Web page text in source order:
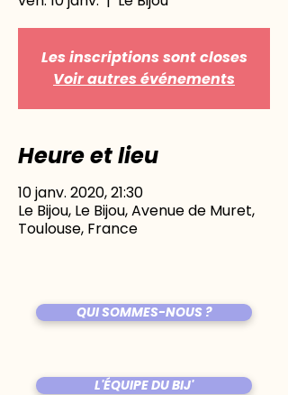
Les inscriptions sont closes
Voir autres événements
Heure et lieu
10 janv. 2020, 21:30
Le Bijou, Le Bijou, Avenue de Muret,
Toulouse, France
QUI SOMMES-NOUS ?
L'ÉQUIPE DU BIJ'